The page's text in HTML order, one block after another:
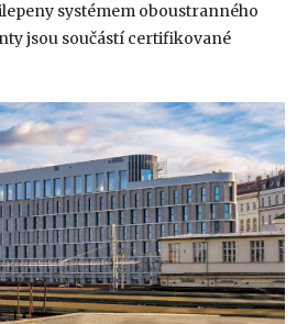
systémem oboustranného
jsou součástí certifikované